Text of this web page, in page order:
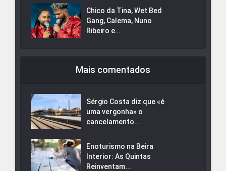
Chico da Tina, Wet Bed
Gang, Calema, Nuno
Ribeiro e...
Mais comentados
Sérgio Costa diz que «é
uma vergonha» o
cancelamento...
Enoturismo na Beira
Interior: As Quintas
Reinventam...